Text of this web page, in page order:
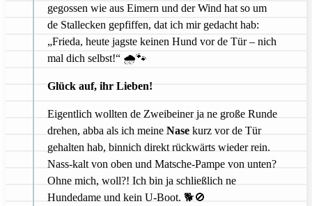
gegossen wie aus Eimern und der Wind hat so um
de Stallecken gepfiffen, dat ich mir gedacht hab:
„Frieda, heute jagste keinen Hund vor de Tür – nich
mal dich selbst!“ 🌧️🐾
Glück auf, ihr Lieben!
Eigentlich wollten de Zweibeiner ja ne große Runde
drehen, abba als ich meine Nase kurz vor de Tür
gehalten hab, binnich direkt rückwärts wieder rein.
Nass-kalt von oben und Matsche-Pampe von unten?
Ohne mich, woll?! Ich bin ja schließlich ne
Hundedame und kein U-Boot. 🐕🚫